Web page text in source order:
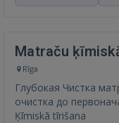
Matraču
Rīga
Глубокая Чистка
очистка до
Ķīmiskā tīrišana